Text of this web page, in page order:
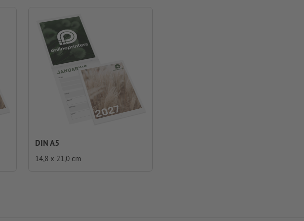
DIN A5
14,8 x 21,0 cm